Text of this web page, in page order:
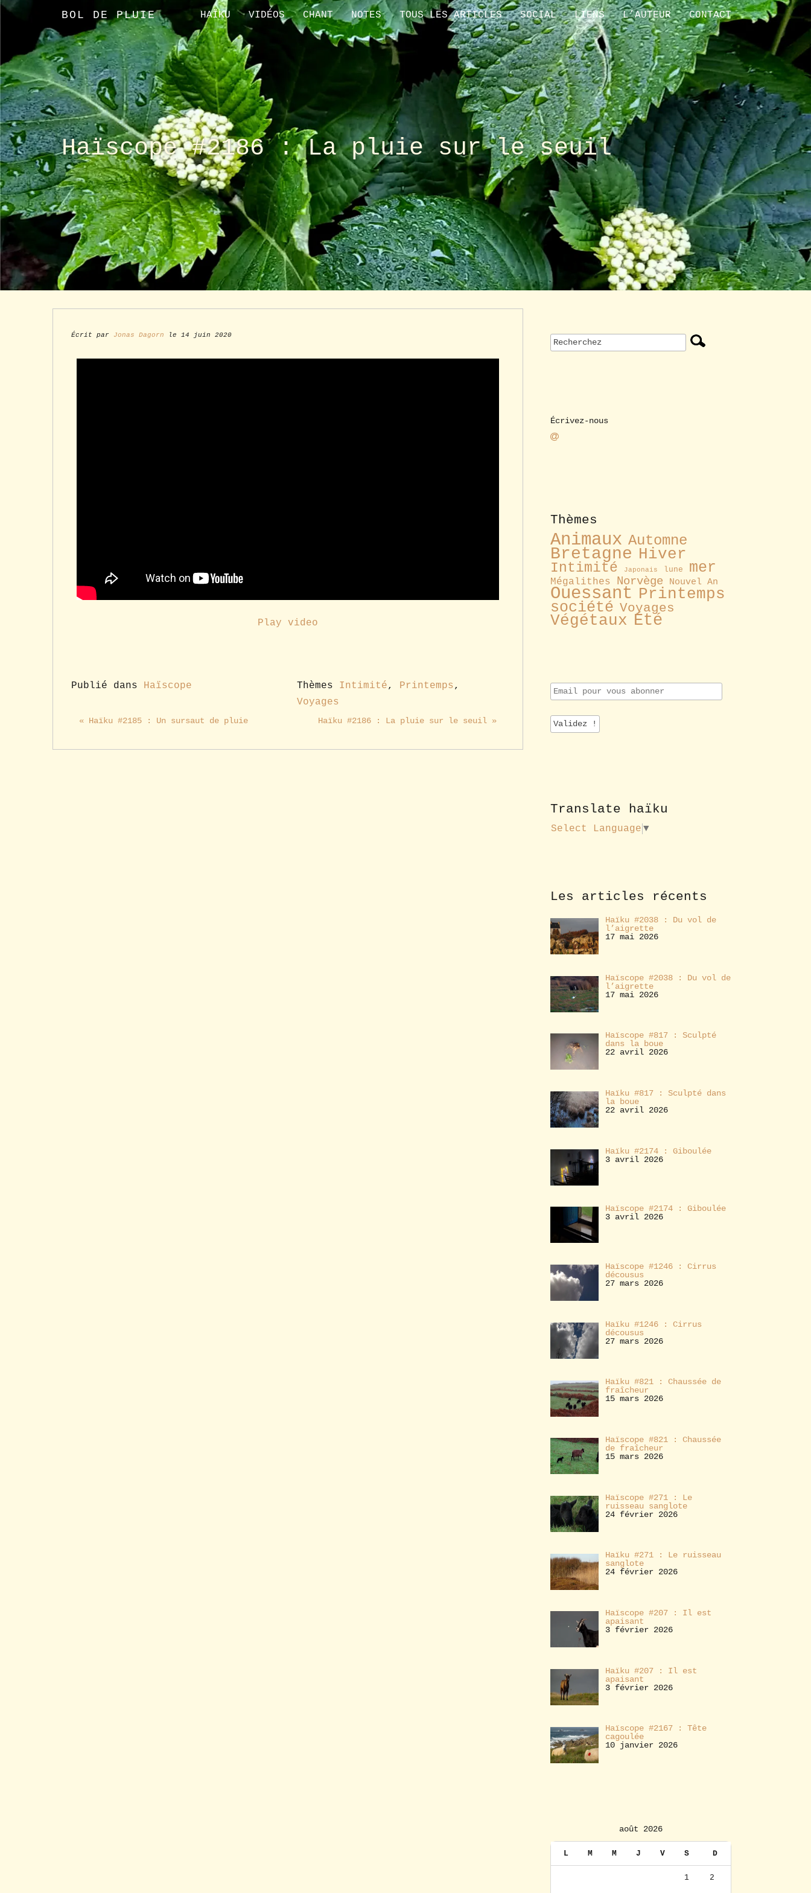
BOL DE PLUIE HAÏKU VIDÉOS CHANT NOTES TOUS LES ARTICLES SOCIAL LIENS L’AUTEUR CONTACT
Haïscope #2186 : La pluie sur le seuil
Écrit par Jonas Dagorn le 14 juin 2020
Play video
Publié dans Haïscope Thèmes Intimité, Printemps,
Voyages
« Haïku #2185 : Un sursaut de pluie Haïku #2186 : La pluie sur le seuil »
Écrivez-nous
Thèmes
Animaux Automne
Bretagne Hiver
Intimité Japonais lune mer
Mégalithes Norvège Nouvel An
Ouessant Printemps
société Voyages
Végétaux Été
E
m
i
l
o
u
s
e
Translate haïku
Select Language ▼
Les articles récents
Haïku #2038 : Du vol de
l’aigrette
17 mai 2026
Haïscope #2038 : Du vol de
l’aigrette
17 mai 2026
Haïscope #817 : Sculpté
dans la boue
22 avril 2026
Haïku #817 : Sculpté dans
la boue
22 avril 2026
Haïku #2174 : Giboulée
3 avril 2026
Haïscope #2174 : Giboulée
3 avril 2026
Haïscope #1246 : Cirrus
décousus
27 mars 2026
Haïku #1246 : Cirrus
décousus
27 mars 2026
Haïku #821 : Chaussée de
fraîcheur
15 mars 2026
Haïscope #821 : Chaussée
de fraîcheur
15 mars 2026
Haïscope #271 : Le
ruisseau sanglote
24 février 2026
Haïku #271 : Le ruisseau
sanglote
24 février 2026
Haïscope #207 : Il est
apaisant
3 février 2026
Haïku #207 : Il est
apaisant
3 février 2026
Haïscope #2167 : Tête
cagoulée
10 janvier 2026
août 2026
L M M J V S D
1 2